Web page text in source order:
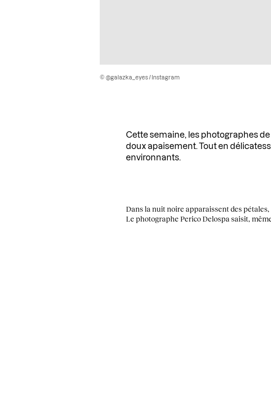
© @galazka_eyes / Instagram
Cette semaine, les photographes
doux apaisement. Tout en
environnants.
Dans la nuit noire apparaissent des
Le photographe Perico Delospa saisit,